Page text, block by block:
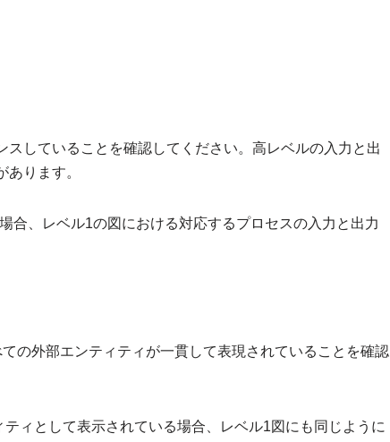
していることを確認してください。高レベルの入力と出
ります。
合、レベル1の図における対応するプロセスの入力と出力
の外部エンティティが一貫して表現されていることを確認
ィとして表示されている場合、レベル1図にも同じように